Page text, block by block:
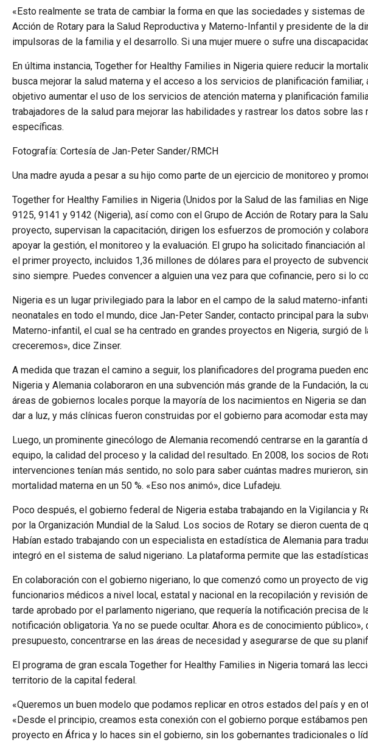
«Esto realmente se trata de cambiar la forma en que las sociedades y sistemas
Acción de Rotary para la Salud Reproductiva y Materno-Infantil y presidente de
impulsoras de la familia y el desarrollo. Si una mujer muere o sufre una
En última instancia, Together for Healthy Families in Nigeria quiere reducir la
busca mejorar la salud materna y el acceso a los servicios de planificación
objetivo aumentar el uso de los servicios de atención materna y planificación
trabajadores de la salud para mejorar las habilidades y rastrear los datos sobre
específicas.
Fotografía: Cortesía de Jan-Peter Sander/RMCH
Una madre ayuda a pesar a su hijo como parte de un ejercicio de monitoreo y
Together for Healthy Families in Nigeria (Unidos por la Salud de las familias en
9125, 9141 y 9142 (Nigeria), así como con el Grupo de Acción de Rotary para la
proyecto, supervisan la capacitación, dirigen los esfuerzos de promoción y
apoyar la gestión, el monitoreo y la evaluación. El grupo ha solicitado financiación
el primer proyecto, incluidos 1,36 millones de dólares para el proyecto de
sino siempre. Puedes convencer a alguien una vez para que cofinancie, pero si lo
Nigeria es un lugar privilegiado para la labor en el campo de la salud materno-
neonatales en todo el mundo, dice Jan-Peter Sander, contacto principal para la
Materno-infantil, el cual se ha centrado en grandes proyectos en Nigeria, surgió
creceremos», dice Zinser.
A medida que trazan el camino a seguir, los planificadores del programa pueden
Nigeria y Alemania colaboraron en una subvención más grande de la Fundación,
áreas de gobiernos locales porque la mayoría de los nacimientos en Nigeria se
dar a luz, y más clínicas fueron construidas por el gobierno para acomodar esta
Luego, un prominente ginecólogo de Alemania recomendó centrarse en la
equipo, la calidad del proceso y la calidad del resultado. En 2008, los socios de
intervenciones tenían más sentido, no solo para saber cuántas madres murieron,
mortalidad materna en un 50 %. «Eso nos animó», dice Lufadeju.
Poco después, el gobierno federal de Nigeria estaba trabajando en la Vigilancia y
por la Organización Mundial de la Salud. Los socios de Rotary se dieron cuenta
Habían estado trabajando con un especialista en estadística de Alemania para
integró en el sistema de salud nigeriano. La plataforma permite que las
En colaboración con el gobierno nigeriano, lo que comenzó como un proyecto de
funcionarios médicos a nivel local, estatal y nacional en la recopilación y revisión
tarde aprobado por el parlamento nigeriano, que requería la notificación precisa
notificación obligatoria. Ya no se puede ocultar. Ahora es de conocimiento
presupuesto, concentrarse en las áreas de necesidad y asegurarse de que su
El programa de gran escala Together for Healthy Families in Nigeria tomará las
territorio de la capital federal.
«Queremos un buen modelo que podamos replicar en otros estados del país y
«Desde el principio, creamos esta conexión con el gobierno porque estábamos
proyecto en África y lo haces sin el gobierno, sin los gobernantes tradicionales o